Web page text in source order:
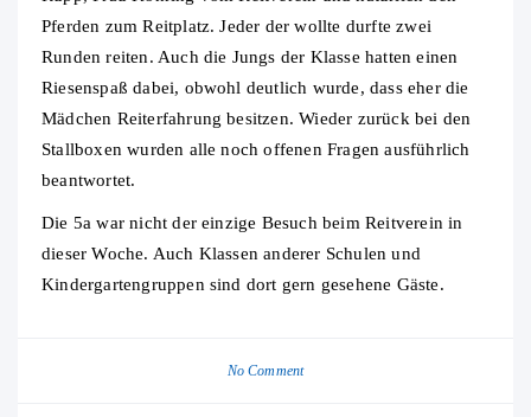
Pferden zum Reitplatz. Jeder der wollte durfte zwei
Runden reiten. Auch die Jungs der Klasse hatten einen
Riesenspaß dabei, obwohl deutlich wurde, dass eher die
Mädchen Reiterfahrung besitzen. Wieder zurück bei den
Stallboxen wurden alle noch offenen Fragen ausführlich
beantwortet.
Die 5a war nicht der einzige Besuch beim Reitverein in
dieser Woche. Auch Klassen anderer Schulen und
Kindergartengruppen sind dort gern gesehene Gäste.
No Comment